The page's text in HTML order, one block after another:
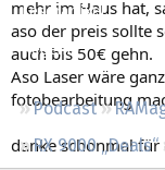
Leserartikel
Regeln
Podcast
RX 9000 „Deals“
mehr im Haus hat,
aso der preis sollte
auch bis 50€ gehn.
Aso Laser wäre
fotobearbeitung
danke schonmal für